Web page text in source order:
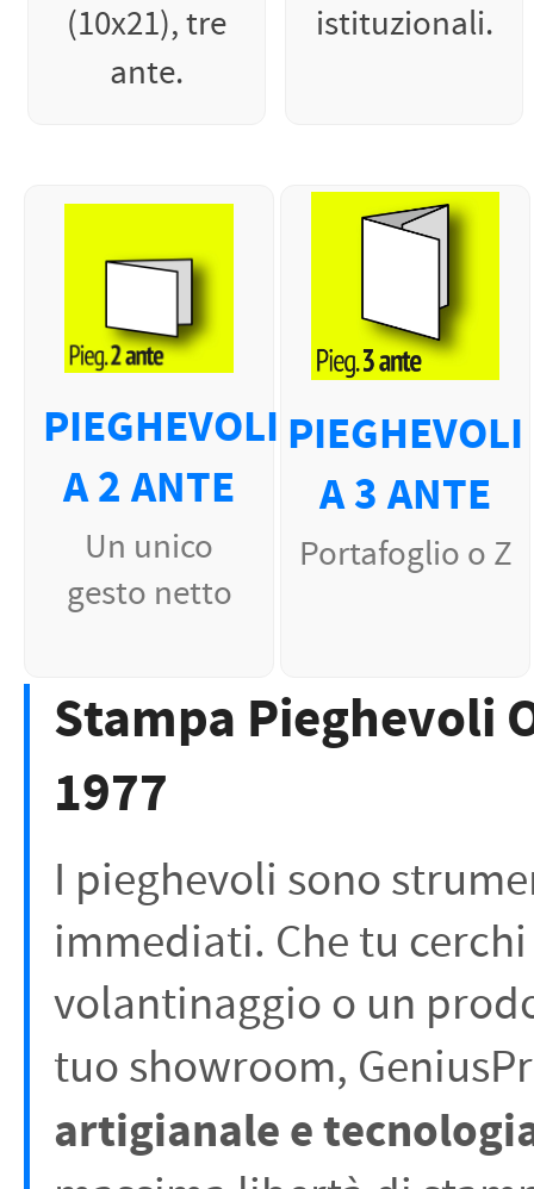
(10x21), tre
ante.
istituzionali.
PIEGHEVOLI
A 2 ANTE
Un unico
gesto netto
PIEGHEVOLI
A 3 ANTE
Portafoglio o Z
Stampa Pieghevoli
1977
I pieghevoli sono
immediati. Che tu
volantinaggio o un
tuo showroom,
artigianale e